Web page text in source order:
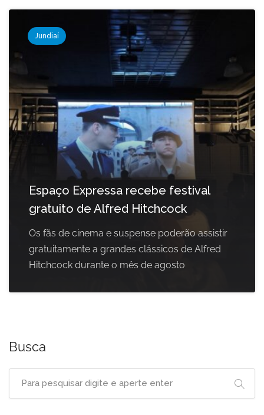
Jundiaí
Espaço Expressa recebe festival
gratuito de Alfred Hitchcock
Os fãs de cinema e suspense poderão assistir
gratuitamente a grandes clássicos de Alfred
Hitchcock durante o mês de agosto
Busca